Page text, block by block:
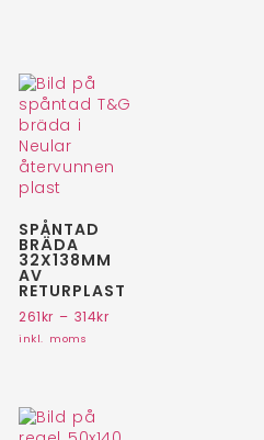
SPÅNTAD
BRÄDA
32X138MM
AV
RETURPLAST
261kr – 314kr
inkl. moms